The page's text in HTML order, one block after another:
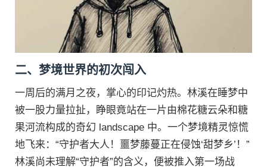
二、梦境世界的初次闯入
一周后的满月之夜，掌心的印记灼热。林溪在睡梦中
被一股力量拉扯，睁眼竟站在一片由棉花糖云朵和糖
果河流构成的奇幻 landscape 中。一个梦境精灵惊慌
地飞来：“守护者大人！噩梦藤蔓正在侵蚀‘甜梦乡’！”
林溪尚未理解“守护者”的含义，便被推入第一场战